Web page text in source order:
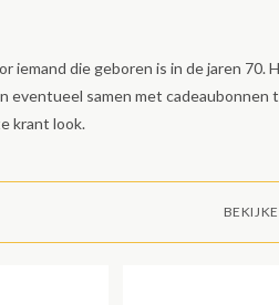
iemand die geboren is in de jaren 70.
eventueel samen met cadeaubonnen
krant look.